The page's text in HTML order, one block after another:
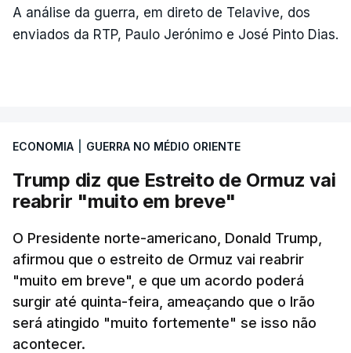
A análise da guerra, em direto de Telavive, dos
enviados da RTP, Paulo Jerónimo e José Pinto Dias.
ECONOMIA GUERRA NO MÉDIO ORIENTE
Trump diz que Estreito de Ormuz vai
reabrir "muito em breve"
O Presidente norte-americano, Donald Trump,
afirmou que o estreito de Ormuz vai reabrir
"muito em breve", e que um acordo poderá
surgir até quinta-feira, ameaçando que o Irão
será atingido "muito fortemente" se isso não
acontecer.